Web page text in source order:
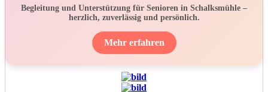
Begleitung und Unterstützung für Senioren in Schalksmühle –
herzlich, zuverlässig und persönlich.
Mehr erfahren